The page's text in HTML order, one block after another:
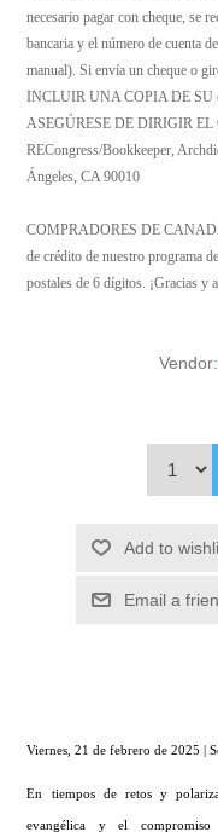
necesario pagar con cheque, se
bancaria y el número de cuenta
manual). Si envía un cheque o
INCLUIR UNA COPIA DE SU
ASEGÚRESE DE DIRIGIR EL
RECongress/Bookkeeper,
Ángeles, CA 90010
COMPRADORES DE
de crédito de nuestro programa
postales de 6 dígitos. ¡Gracias y
Vendor:
Add to
Email a
Viernes, 21 de febrero de 2025 |
En tiempos de retos y
evangélica y el